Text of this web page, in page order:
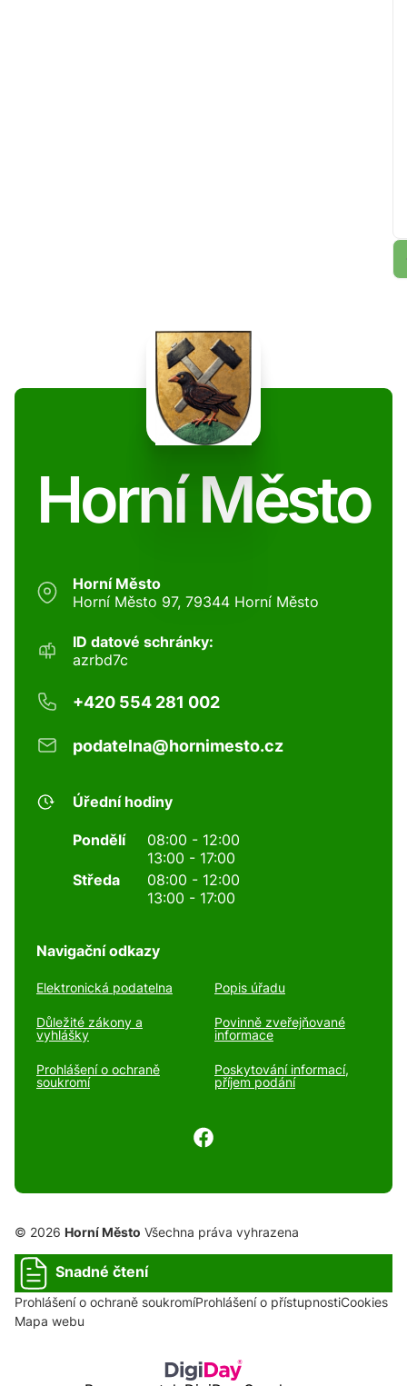
Horní Město
Horní Město
Horní Město 97, 79344 Horní Město
ID datové schránky:
azrbd7c
+420 554 281 002
podatelna@hornimesto.cz
Úřední hodiny
Pondělí
08:00 - 12:00
13:00 - 17:00
Středa
08:00 - 12:00
13:00 - 17:00
Navigační odkazy
Elektronická podatelna Popis úřadu
Důležité zákony a
vyhlášky
Povinně zveřejňované
informace
Prohlášení o ochraně
soukromí
Poskytování informací,
příjem podání
© 2026 Horní Město Všechna práva vyhrazena
Snadné čtení
Prohlášení o ochraně soukromíProhlášení o přístupnostiCookies
Mapa webu